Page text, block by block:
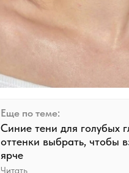
Еще по теме:
Синие тени для голубых
оттенки выбрать, чтобы
ярче